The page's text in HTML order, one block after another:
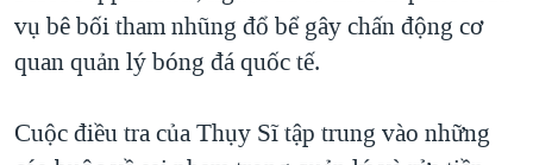
vụ bê bối tham nhũng đổ bể gây chấn động cơ
quan quản lý bóng đá quốc tế.
Cuộc điều tra của Thụy Sĩ tập trung vào những